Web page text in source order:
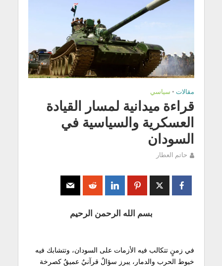
مقالات • سياسي
قراءة ميدانية لمسار القيادة
العسكرية والسياسية في
السودان
حاتم العطار
بسم الله الرحمن الرحيم
في زمنٍ تتكالب فيه الأزمات على السودان، وتتشابك فيه
خيوط الحرب والدمار، يبرز سؤالٌ قرآنيٌ عميقٌ كصرخة